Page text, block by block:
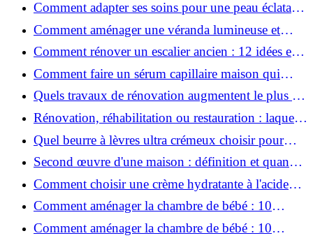
Comment adapter ses soins pour une peau éclatante
en hiver ?
Comment aménager une véranda lumineuse et
conviviale : 12 idées déco
Comment rénover un escalier ancien : 12 idées et
astuces faciles pas à pas
Comment faire un sérum capillaire maison qui
stimule réellement la pousse des cheveux ?
Quels travaux de rénovation augmentent le plus la
valeur d'une maison pour la revente ?
Rénovation, réhabilitation ou restauration : laquelle
convient le mieux à mon logement ?
Quel beurre à lèvres ultra crémeux choisir pour
lèvres sèches et gercées?
Second œuvre d'une maison : définition et quand
le réaliser
Comment choisir une crème hydratante à l'acide
hyaluronique et niacinamide ?
Comment aménager la chambre de bébé : 10
conseils sécurité, déco et rangement
Comment aménager la chambre de bébé : 10